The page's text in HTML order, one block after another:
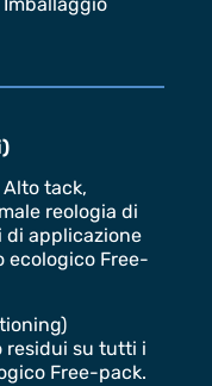
Alto tack,
reologia di
di applicazione
ecologico Free-
residui su tutti i
Free-pack.